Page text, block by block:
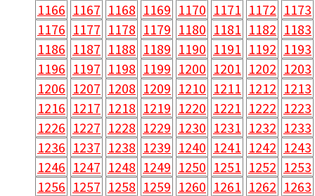
1166 1167 1168 1169 1170 1171 1172 1173
1176 1177 1178 1179 1180 1181 1182 1183
1186 1187 1188 1189 1190 1191 1192 1193
1196 1197 1198 1199 1200 1201 1202 1203
1206 1207 1208 1209 1210 1211 1212 1213
1216 1217 1218 1219 1220 1221 1222 1223
1226 1227 1228 1229 1230 1231 1232 1233
1236 1237 1238 1239 1240 1241 1242 1243
1246 1247 1248 1249 1250 1251 1252 1253
1256 1257 1258 1259 1260 1261 1262 1263